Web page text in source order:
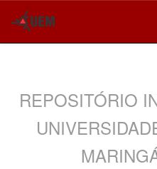
REPOSITÓRIO